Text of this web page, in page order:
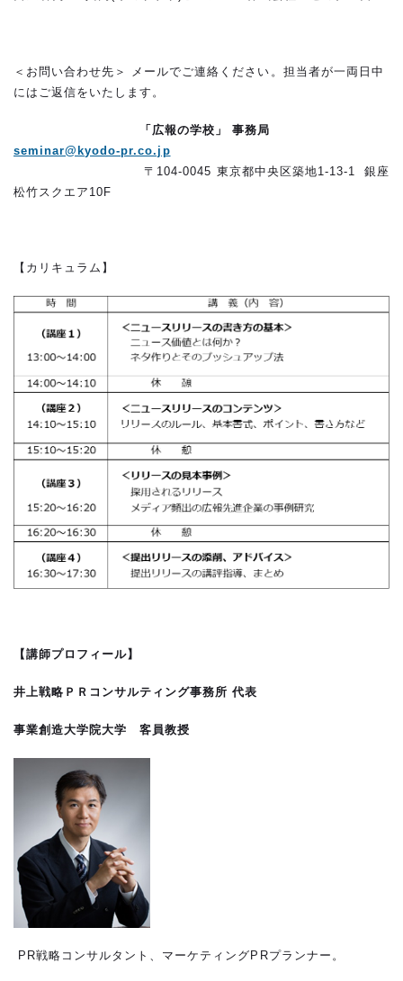
＜お問い合わせ先＞ メールでご連絡ください。担当者が一両日中
にはご返信をいたします。
「広報の学校」 事務局
seminar@kyodo-pr.co.jp
〒104-0045 東京都中央区築地1-13-1 銀座
松竹スクエア10F
【カリキュラム】
【講師プロフィール】
井上戦略ＰＲコンサルティング事務所 代表
事業創造大学院大学 客員教授
PR戦略コンサルタント、マーケティングPRプランナー。